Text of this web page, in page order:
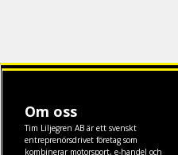
Om oss
Tim Liljegren AB är ett svenskt
entreprenörsdrivet företag som
kombinerar motorsport, e-handel och